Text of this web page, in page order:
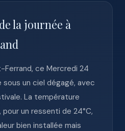
la journée à
ce Mercredi 24
un ciel dégagé, avec
La température
un ressenti de 24°C,
bien installée mais